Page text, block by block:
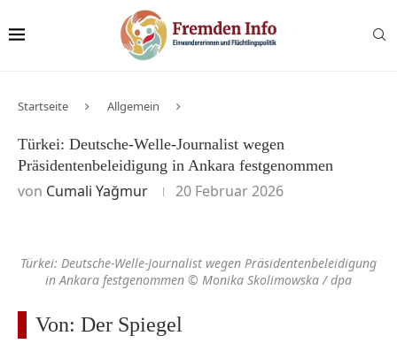
Startseite Allgemein
Türkei: Deutsche-Welle-Journalist wegen
Präsidentenbeleidigung in Ankara festgenommen
von Cumali Yağmur 20 Februar 2026
Türkei: Deutsche-Welle-Journalist wegen Präsidentenbeleidigung
in Ankara festgenommen © Monika Skolimowska / dpa
Von: Der Spiegel